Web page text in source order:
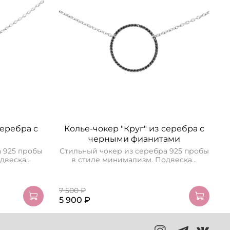
с
925 пробы
Колье-чокер "Круг" из серебра с
черными фианитами
Стильный чокер из серебра 925 пробы
в стиле минимализм. Подвеска...
7 500 ₽
5 900 ₽